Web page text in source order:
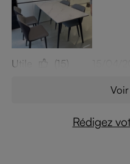
Utile (15)
Rédigez